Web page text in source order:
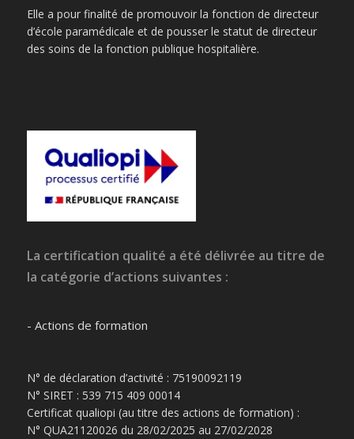
Elle a pour finalité de promouvoir la fonction de directeur
d’école paramédicale et de pousser le statut de directeur
des soins de la fonction publique hospitalière.
La certification qualité a été délivrée au titre de
la catégorie d’actions suivantes :
- Actions de formation
N° de déclaration d’activité : 75190092119
N° SIRET : 539 715 409 00014
Certificat qualiopi (au titre des actions de formation) :
N° QUA21120026 du 28/02/2025 au 27/02/2028